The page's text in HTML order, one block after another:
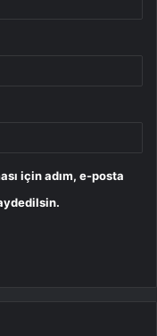
için adım, e-posta